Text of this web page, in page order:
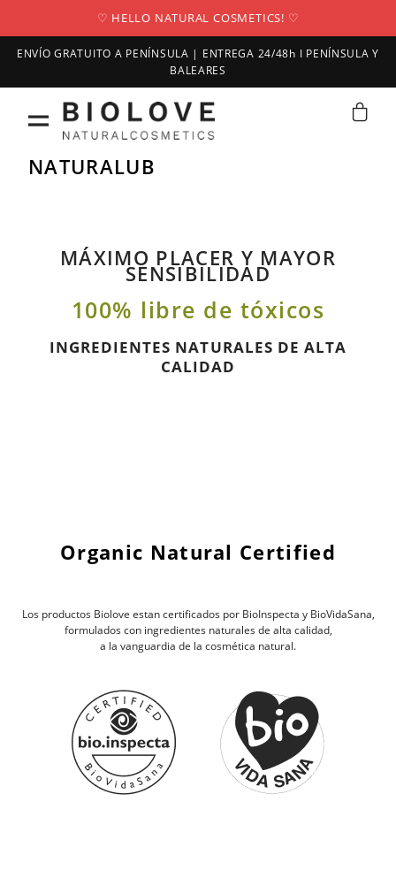
♡ HELLO NATURAL COSMETICS! ♡
ENVÍO GRATUITO A PENÍNSULA | ENTREGA 24/48h I PENÍNSULA Y
BALEARES
NATURALUB
MÁXIMO PLACER Y MAYOR
SENSIBILIDAD
100% libre de tóxicos
INGREDIENTES NATURALES DE ALTA
CALIDAD
Organic Natural Certified
Los productos Biolove estan certificados por BioInspecta y BioVidaSana,
formulados con ingredientes naturales de alta calidad,
a la vanguardia de la cosmética natural.